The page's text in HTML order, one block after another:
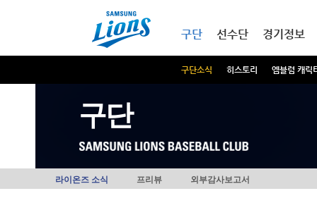
구단
구단소식 히스토리 엠블럼 캐릭
선수단 경기정보
구단
라이온즈 소식 프리뷰 외부감사보고서